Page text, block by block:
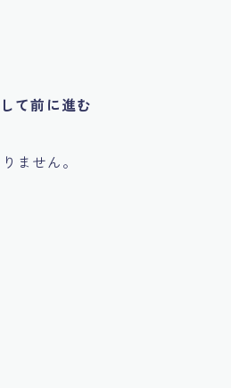
て前に進む
ません。